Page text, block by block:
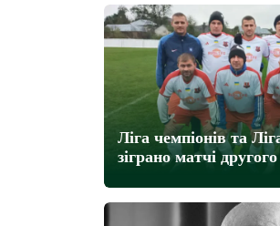
Ліга чемпіонів та
зіграно матчі